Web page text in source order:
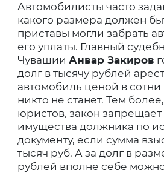
Автомобилисты часто
какого размера должен
приставы могли забрать
его уплаты. Главный
Чувашии Анвар Закиров
долг в тысячу рублей
автомобиль ценой в
никто не станет. Тем
юристов, закон запрещает
имущества должника по
документу, если сумма
тысяч руб. А за долг в
рублей вполне себе